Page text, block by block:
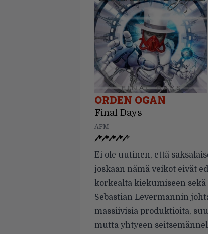
ORDEN OGAN
Final Days
AFM
Ei ole uutinen, että
joskaan nämä veikot eivät
korkealta kiekumiseen
Sebastian Levermannin
massiivisia produktioita,
mutta yhtyeen